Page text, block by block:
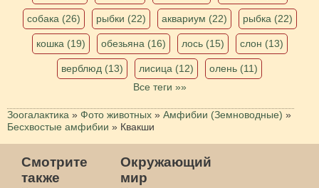
собака (26) рыбки (22) аквариум (22) рыбка (22)
кошка (19) обезьяна (16) лось (15) слон (13)
верблюд (13) лисица (12)
олень (11)
Все теги »»
Зоогалактика » Фото животных » Амфибии (Земноводные) »
Бесхвостые амфибии » Квакши
Смотрите
также
Окружающий
мир